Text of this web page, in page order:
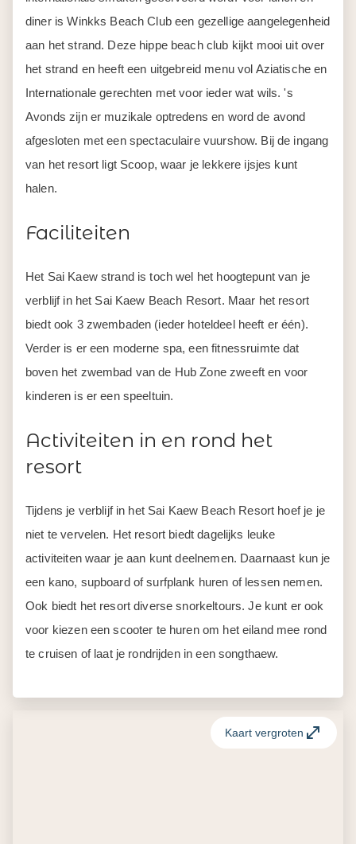
diner is Winkks Beach Club een gezellige aangelegenheid
aan het strand. Deze hippe beach club kijkt mooi uit over
het strand en heeft een uitgebreid menu vol Aziatische en
Internationale gerechten met voor ieder wat wils. 's
Avonds zijn er muzikale optredens en word de avond
afgesloten met een spectaculaire vuurshow. Bij de ingang
van het resort ligt Scoop, waar je lekkere ijsjes kunt
halen.
Faciliteiten
Het Sai Kaew strand is toch wel het hoogtepunt van je
verblijf in het Sai Kaew Beach Resort. Maar het resort
biedt ook 3 zwembaden (ieder hoteldeel heeft er één).
Verder is er een moderne spa, een fitnessruimte dat
boven het zwembad van de Hub Zone zweeft en voor
kinderen is er een speeltuin.
Activiteiten in en rond het
resort
Tijdens je verblijf in het Sai Kaew Beach Resort hoef je je
niet te vervelen. Het resort biedt dagelijks leuke
activiteiten waar je aan kunt deelnemen. Daarnaast kun je
een kano, supboard of surfplank huren of lessen nemen.
Ook biedt het resort diverse snorkeltours. Je kunt er ook
voor kiezen een scooter te huren om het eiland mee rond
te cruisen of laat je rondrijden in een songthaew.
Kaart vergroten